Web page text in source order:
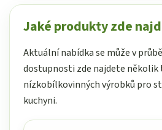
Jaké produkty zde
Aktuální nabídka se může v
dostupnosti zde najdete několik
nízkobílkovinných výrobků pro
kuchyni.